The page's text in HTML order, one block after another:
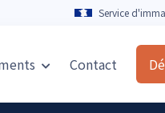
Service
Contact